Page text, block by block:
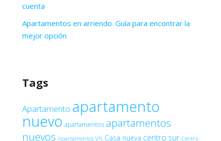
cuenta
Apartamentos en arriendo. Guía para encontrar la
mejor opción
Tags
Apartamento apartamento
nuevo apartamentos apartamentos
nuevos Apartamentos VIS Casa nueva centro sur Centro